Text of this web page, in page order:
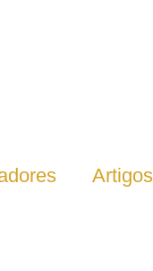
Artigos